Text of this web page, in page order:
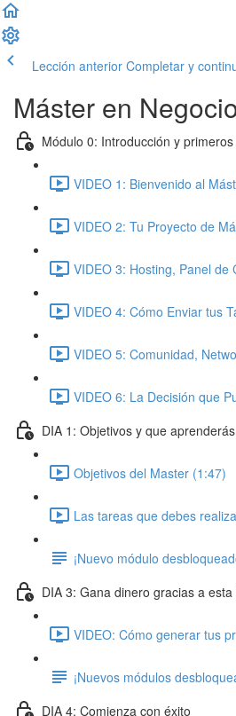
Lección anterior Completar y
Máster en
Módulo 0: Introducción y
VIDEO 1: Bienvenido al
VIDEO 2: Tu Proyecto de
VIDEO 3: Hosting, Panel de
VIDEO 4: Cómo Enviar tus
VIDEO 5: Comunidad,
VIDEO 6: La Decisión que
DIA 1: Objetivos y que
Objetivos del Master (1:47)
Las tareas que debes
¡Nuevo módulo
DIA 3: Gana dinero gracias a
VIDEO: Cómo generar tus
¡Nuevos módulos
DIA 4: Comienza con éxito